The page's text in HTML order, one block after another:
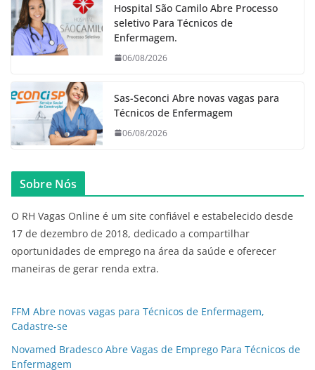
Hospital São Camilo Abre Processo
seletivo Para Técnicos de
Enfermagem.
06/08/2026
Sas-Seconci Abre novas vagas para
Técnicos de Enfermagem
06/08/2026
Sobre Nós
O RH Vagas Online é um site confiável e estabelecido desde
17 de dezembro de 2018, dedicado a compartilhar
oportunidades de emprego na área da saúde e oferecer
maneiras de gerar renda extra.
FFM Abre novas vagas para Técnicos de Enfermagem,
Cadastre-se
Novamed Bradesco Abre Vagas de Emprego Para Técnicos de
Enfermagem